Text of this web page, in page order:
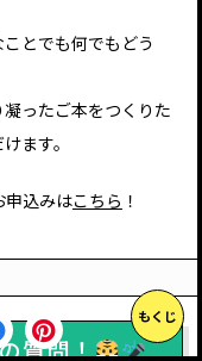
とでも何でもどう
ったご本をつくりた
ます。
申込みはこちら ！
質問！
もくじ